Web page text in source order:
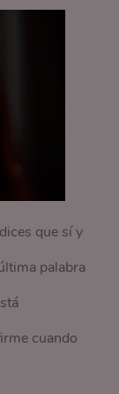
que sí y
palabra
cuando